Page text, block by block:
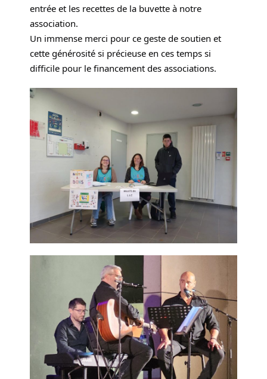
entrée et les recettes de la buvette à notre
association.
Un immense merci pour ce geste de soutien et
cette générosité si précieuse en ces temps si
difficile pour le financement des associations.